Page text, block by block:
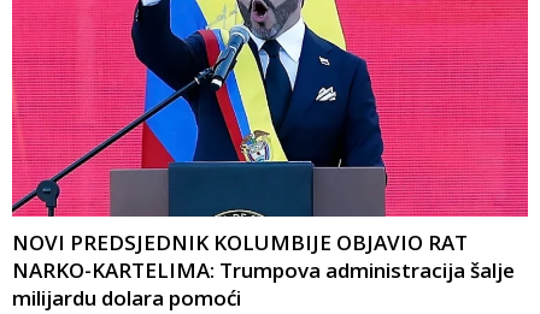
NOVI PREDSJEDNIK KOLUMBIJE OBJAVIO RAT
NARKO-KARTELIMA: Trumpova administracija šalje
milijardu dolara pomoći